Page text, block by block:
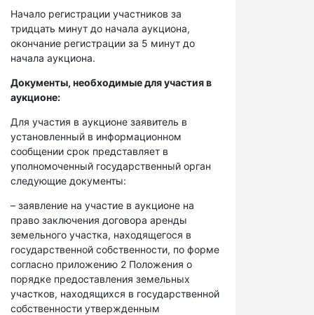
Начало регистрации участников за
тридцать минут до начала аукциона,
окончание регистрации за 5 минут до
начала аукциона.
Документы, необходимые для участия в
аукционе:
Для участия в аукционе заявитель в
установленный в информационном
сообщении срок представляет в
уполномоченный государственный орган
следующие документы:
– заявление на участие в аукционе на
право заключения договора аренды
земельного участка, находящегося в
государственной собственности, по форме
согласно приложению 2 Положения о
порядке предоставления земельных
участков, находящихся в государственной
собственности утвержденным